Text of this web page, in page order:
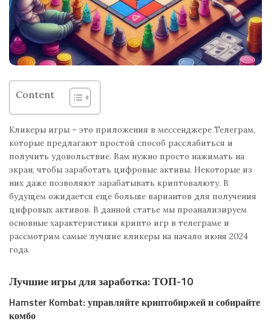
Content
Кликеры игры – это приложения в мессенджере Телеграм,
которые предлагают простой способ расслабиться и
получить удовольствие. Вам нужно просто нажимать на
экран, чтобы заработать цифровые активы. Некоторые из
них даже позволяют зарабатывать криптовалюту. В
будущем ожидается еще больше вариантов для получения
цифровых активов. В данной статье мы проанализируем
основные характеристики крипто игр в телеграме и
рассмотрим самые лучшие кликеры на начало июня 2024
года.
Лучшие игры для заработка: ТОП-10
Hamster Kombat: управляйте криптобиржей и собирайте
комбо